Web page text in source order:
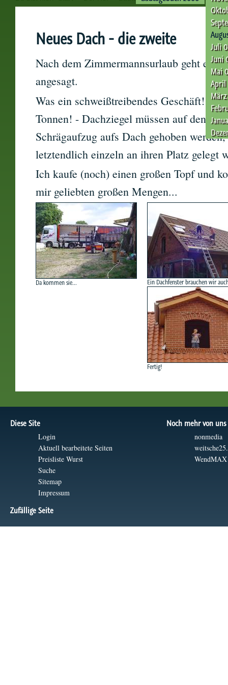
Juli
Juni
Mai
April
Neues Dach - die zweite
Nach dem Zimmermannsurlaub geht es
angesagt.
Was ein schweißtreibendes Geschäft! 16
Tonnen! - Dachziegel müssen auf den
Schrägaufzug aufs Dach gehoben
letztendlich einzeln an ihren Platz gelegt
Ich kaufe (noch) einen großen Topf und
mir geliebten großen Mengen...
Da kommen sie... Ein Dachfenster brauchen wir
Fertig!
Diese Site
Login
Aktuell bearbeitete Seiten
Preisliste Wurst
Suche
Sitemap
Impressum
Zufällige Seite
Noch mehr von uns
nonmedia
WendMAX